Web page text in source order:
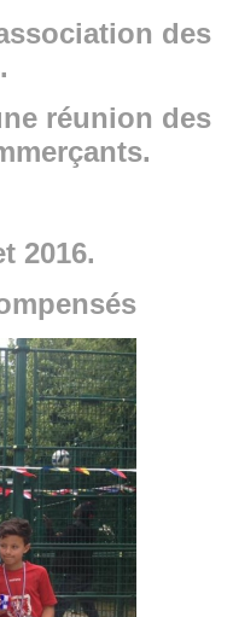
des
réunion des
2016.